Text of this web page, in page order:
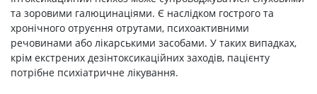
та зоровими галюцинаціями. Є наслідком гострого та
хронічного отруєння отрутами, психоактивними
речовинами або лікарськими засобами. У таких випадках,
крім екстрених дезінтоксикаційних заходів, пацієнту
потрібне психіатричне лікування.